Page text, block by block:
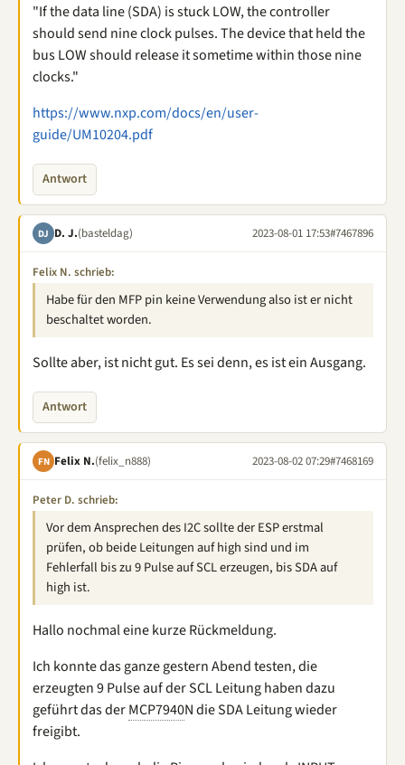
"If the data line (SDA) is stuck LOW, the controller
should send nine clock pulses. The device that held the
bus LOW should release it sometime within those nine
clocks."
https://www.nxp.com/docs/en/user-
guide/UM10204.pdf
Antwort
DJ D. J.(basteldag) 2023-08-01 17:53#7467896
Felix N. schrieb:
Habe für den MFP pin keine Verwendung also ist er nicht
beschaltet worden.
Sollte aber, ist nicht gut. Es sei denn, es ist ein Ausgang.
Antwort
FN Felix N.(felix_n888) 2023-08-02 07:29#7468169
Peter D. schrieb:
Vor dem Ansprechen des I2C sollte der ESP erstmal
prüfen, ob beide Leitungen auf high sind und im
Fehlerfall bis zu 9 Pulse auf SCL erzeugen, bis SDA auf
high ist.
Hallo nochmal eine kurze Rückmeldung.
Ich konnte das ganze gestern Abend testen, die
erzeugten 9 Pulse auf der SCL Leitung haben dazu
geführt das derMCP7940N die SDA Leitung wieder
freigibt.